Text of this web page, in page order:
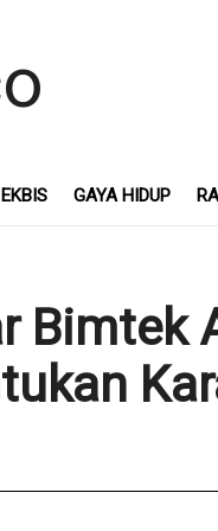
EKBIS GAYA HIDUP
Bimtek